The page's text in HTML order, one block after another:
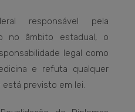
responsável pela
no âmbito estadual, o
legal como
e refuta qualquer
previsto em lei.